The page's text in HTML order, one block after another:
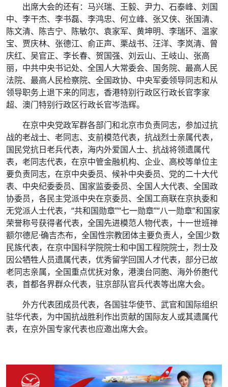
出席大会的还有：马兴瑞、王毅、尹力、石泰峰、刘国
中、李干杰、李书磊、李鸿忠、何立峰、张又侠、张国清、
陈文清、陈吉宁、陈敏尔、袁家军、黄坤明、李瑞环、温家
宝、贾庆林、张德江、俞正声、栗战书、汪洋、李岚清、曾
庆红、吴官正、李长春、贺国强、刘云山、王岐山、张高
丽，中共中央书记处、全国人大常委会、国务院、最高人民
法院、最高人民检察院、全国政协、中央军委领导同志和从
领导职务上退下来的同志，香港特别行政区行政长官李家
超、澳门特别行政区行政长官岑浩辉。
在京中央党政军群各部门和北京市负责同志，参加过抗
战的老战士、老同志、支前模范代表，抗战烈士亲属代表，
国民党抗日老兵代表，海内外爱国人士、抗战将领遗属代
表，老同志代表，在京中管金融机构、企业、高校等单位主
要负责同志，在京中央委员、候补中央委员、党的二十大代
表、中央纪委委员、国家监委委员、全国人大代表、全国政
协委员，各民主党派中央在京委员、全国工商联在京执委和
无党派人士代表，“共和国勋章”“七一勋章”“八一勋章”和国家
荣誉称号获得者代表，全国先进模范人物代表，十一世班禅
额尔德尼·确吉杰布，全国性宗教团体主要负责人，全国少数
民族代表，在京中国科学院院士和中国工程院院士，烈士及
因公牺牲人员遗属代表，优秀留学回国人才代表，部分已故
老同志亲属，全国重点优抚对象，港澳台同胞、海外侨胞代
表，首都各界群众代表，驻京部队官兵代表等出席大会。
外方代表团成员代表，各国驻华使节、武官和国际组织
驻华代表，为中国抗战胜利作出贡献的国际友人或其遗属代
表，在京外国专家代表也应邀出席大会。